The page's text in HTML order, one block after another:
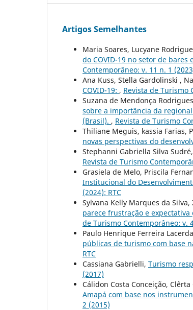
Artigos Semelhantes
Maria Soares, Lucyane
do COVID-19 no setor de bares
Contemporâneo: v. 11 n. 1
Ana Kuss, Stella Gardolinski ,
COVID-19: , Revista de Turismo
Suzana de Mendonça
sobre a importância da
(Brasil). , Revista de Turismo
Thiliane Meguis, kassia Farias,
novas perspectivas do
Stephanni Gabriella Silva
Revista de Turismo
Grasiela de Melo, Priscila
Institucional do
(2024): RTC
Sylvana Kelly Marques da
parece frustração e
de Turismo Contemporâneo: v.
Paulo Henrique Ferreira
públicas de turismo com base
RTC
Cassiana Gabrielli, Turismo
(2017)
Cálidon Costa Conceição, Clêrta
Amapá com base nos
2 (2015)